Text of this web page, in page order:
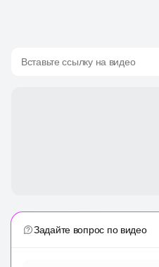
Вставьте ссылку на видео
Задайте вопрос по видео